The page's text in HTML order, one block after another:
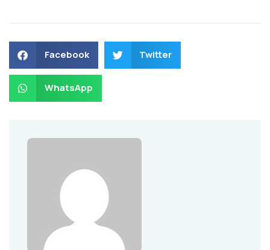
Facebook Twitter
WhatsApp